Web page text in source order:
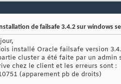
de failsafe 3.4.2 sur windows
installé Oracle failsafe version
cluster a été faite par un admin
chez le client et les erreurs sont :
(apparement pb de droits)